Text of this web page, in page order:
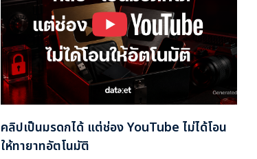
คลิปเป็นมรดกได้ แต่ช่อง YouTube ไม่ได้โอน
ให้ทายาทอัตโนมัติ